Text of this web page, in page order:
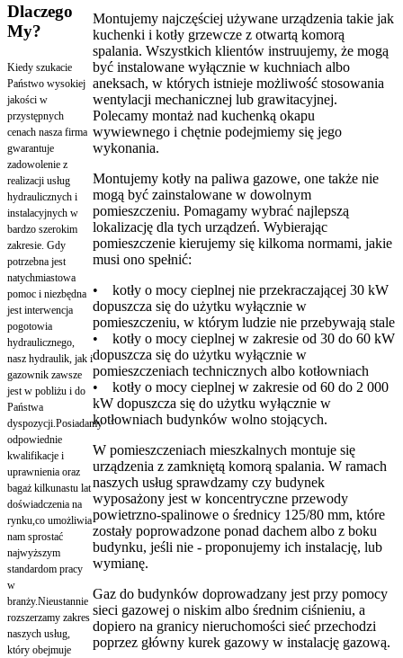
Montujemy najczęściej używane urządzenia takie jak
kuchenki i kotły grzewcze z otwartą komorą
spalania. Wszystkich klientów instruujemy, że mogą
być instalowane wyłącznie w kuchniach albo
aneksach, w których istnieje możliwość stosowania
wentylacji mechanicznej lub grawitacyjnej.
Polecamy montaż nad kuchenką okapu
wywiewnego i chętnie podejmiemy się jego
wykonania.
Montujemy kotły na paliwa gazowe, one także nie
mogą być zainstalowane w dowolnym
pomieszczeniu. Pomagamy wybrać najlepszą
lokalizację dla tych urządzeń. Wybierając
pomieszczenie kierujemy się kilkoma normami, jakie
musi ono spełnić:
• kotły o mocy cieplnej nie przekraczającej 30 kW
dopuszcza się do użytku wyłącznie w
pomieszczeniu, w którym ludzie nie przebywają stale
• kotły o mocy cieplnej w zakresie od 30 do 60 kW
dopuszcza się do użytku wyłącznie w
pomieszczeniach technicznych albo kotłowniach
• kotły o mocy cieplnej w zakresie od 60 do 2 000
kW dopuszcza się do użytku wyłącznie w
kotłowniach budynków wolno stojących.
W pomieszczeniach mieszkalnych montuje się
urządzenia z zamkniętą komorą spalania. W ramach
naszych usług sprawdzamy czy budynek
wyposażony jest w koncentryczne przewody
powietrzno-spalinowe o średnicy 125/80 mm, które
zostały poprowadzone ponad dachem albo z boku
budynku, jeśli nie - proponujemy ich instalację, lub
wymianę.
Gaz do budynków doprowadzany jest przy pomocy
sieci gazowej o niskim albo średnim ciśnieniu, a
dopiero na granicy nieruchomości sieć przechodzi
poprzez główny kurek gazowy w instalację gazową.
Dlaczego
My?
Kiedy szukacie
Państwo wysokiej
jakości w
przystępnych
cenach nasza firma
gwarantuje
zadowolenie z
realizacji usług
hydraulicznych i
instalacyjnych w
bardzo szerokim
zakresie. Gdy
potrzebna jest
natychmiastowa
pomoc i niezbędna
jest interwencja
pogotowia
hydraulicznego,
nasz hydraulik, jak i
gazownik zawsze
jest w pobliżu i do
Państwa
dyspozycji.Posiadamy
odpowiednie
kwalifikacje i
uprawnienia oraz
bagaż kilkunastu lat
doświadczenia na
rynku,co umożliwia
nam sprostać
najwyższym
standardom pracy
w
branży.Nieustannie
rozszerzamy zakres
naszych usług,
który obejmuje